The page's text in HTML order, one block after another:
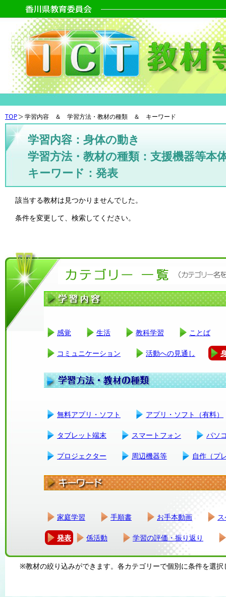
TOP 学習内容 ＆ 学習方法・教材の種類 ＆ キーワード
学習内容：身体の動き
学習方法・教材の種類：支援機器等本
キーワード：発表
該当する教材は見つかりませんでした。
条件を変更して、検索してください。
感覚 生活 教科学習 ことば
コミュニケーション 活動への見通し
無料アプリ・ソフト アプリ・ソフト（有料）
タブレット端末 スマートフォン パソ
プロジェクター 周辺機器等 自作（プ
家庭学習 手順書 お手本動画
発表 係活動 学習の評価・振り返り
※教材の絞り込みができます。各カテゴリーで個別に条件を選択